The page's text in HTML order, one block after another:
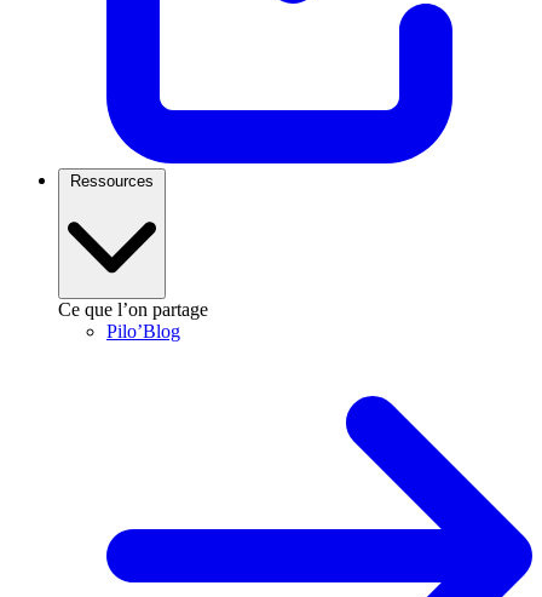
Ressources
Ce que l’on partage
Pilo’Blog